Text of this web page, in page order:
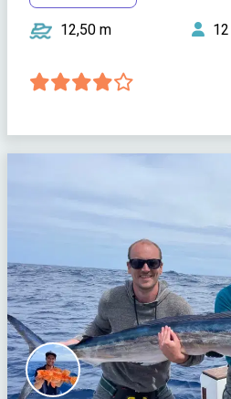
12,50 m 12